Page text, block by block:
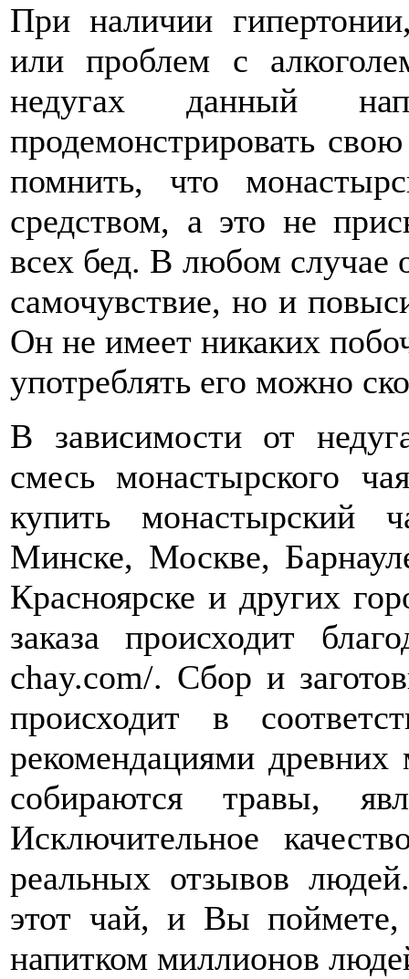
При наличии
или проблем с
недугах данный
продемонстрировать
помнить, что
средством, а это не
всех бед. В любом случае
самочувствие, но и
Он не имеет никаких
употреблять его можно
В зависимости от
смесь монастырского
купить монастырский
Минске, Москве,
Красноярске и других
заказа происходит
chay.com/. Сбор и
происходит в
рекомендациями
собираются травы,
Исключительное
реальных отзывов
этот чай, и Вы
напитком миллионов